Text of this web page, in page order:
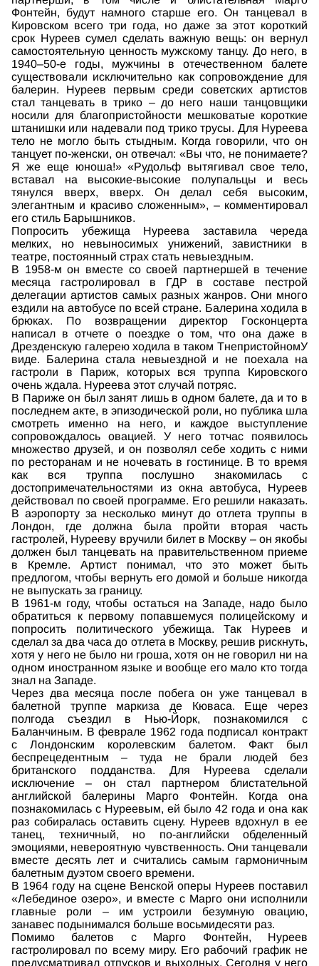
Фонтейн, будут намного старше его. Он танцевал в
Кировском всего три года, но даже за этот короткий
срок Нуреев сумел сделать важную вещь: он вернул
самостоятельную ценность мужскому танцу. До него, в
1940–50-е годы, мужчины в отечественном балете
существовали исключительно как сопровождение для
балерин. Нуреев первым среди советских артистов
стал танцевать в трико – до него наши танцовщики
носили для благопристойности мешковатые короткие
штанишки или надевали под трико трусы. Для Нуреева
тело не могло быть стыдным. Когда говорили, что он
танцует по-женски, он отвечал: «Вы что, не понимаете?
Я же еще юноша!» «Рудольф вытягивал свое тело,
вставал на высокие-высокие полупальцы и весь
тянулся вверх, вверх. Он делал себя высоким,
элегантным и красиво сложенным», – комментировал
его стиль Барышников.
Попросить убежища Нуреева заставила череда
мелких, но невыносимых унижений, завистники в
театре, постоянный страх стать невыездным.
В 1958-м он вместе со своей партнершей в течение
месяца гастролировал в ГДР в составе пестрой
делегации артистов самых разных жанров. Они много
ездили на автобусе по всей стране. Балерина ходила в
брюках. По возвращении директор Госконцерта
написал в отчете о поездке о том, что она даже в
Дрезденскую галерею ходила в таком ТнепристойномУ
виде. Балерина стала невыездной и не поехала на
гастроли в Париж, которых вся труппа Кировского
очень ждала. Нуреева этот случай потряс.
В Париже он был занят лишь в одном балете, да и то в
последнем акте, в эпизодической роли, но публика шла
смотреть именно на него, и каждое выступление
сопровождалось овацией. У него тотчас появилось
множество друзей, и он позволял себе ходить с ними
по ресторанам и не ночевать в гостинице. В то время
как вся труппа послушно знакомилась с
достопримечательностями из окна автобуса, Нуреев
действовал по своей программе. Его решили наказать.
В аэропорту за несколько минут до отлета труппы в
Лондон, где должна была пройти вторая часть
гастролей, Нурееву вручили билет в Москву – он якобы
должен был танцевать на правительственном приеме
в Кремле. Артист понимал, что это может быть
предлогом, чтобы вернуть его домой и больше никогда
не выпускать за границу.
В 1961-м году, чтобы остаться на Западе, надо было
обратиться к первому попавшемуся полицейскому и
попросить политического убежища. Так Нуреев и
сделал за два часа до отлета в Москву, решив рискнуть,
хотя у него не было ни гроша, хотя он не говорил ни на
одном иностранном языке и вообще его мало кто тогда
знал на Западе.
Через два месяца после побега он уже танцевал в
балетной труппе маркиза де Кюваса. Еще через
полгода съездил в Нью-Йорк, познакомился с
Баланчиным. В феврале 1962 года подписал контракт
с Лондонским королевским балетом. Факт был
беспрецедентным – туда не брали людей без
британского подданства. Для Нуреева сделали
исключение – он стал партнером блистательной
английской балерины Марго Фонтейн. Когда она
познакомилась с Нуреевым, ей было 42 года и она как
раз собиралась оставить сцену. Нуреев вдохнул в ее
танец, техничный, но по-английски обделенный
эмоциями, невероятную чувственность. Они танцевали
вместе десять лет и считались самым гармоничным
балетным дуэтом своего времени.
В 1964 году на сцене Венской оперы Нуреев поставил
«Лебединое озеро», и вместе с Марго они исполнили
главные роли – им устроили безумную овацию,
занавес подынимался больше восьмидесяти раз.
Помимо балетов с Марго Фонтейн, Нуреев
гастролировал по всему миру. Его рабочий график не
предусматривал отпусков и выходных. Сегодня у него